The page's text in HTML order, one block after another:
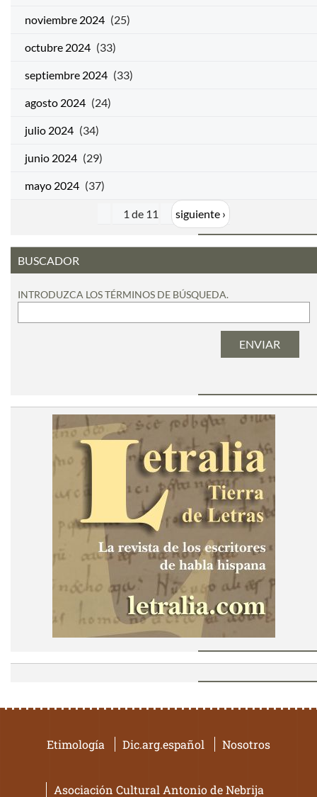
noviembre 2024 (25)
octubre 2024 (33)
septiembre 2024 (33)
agosto 2024 (24)
julio 2024 (34)
junio 2024 (29)
mayo 2024 (37)
1 de 11 siguiente ›
BUSCADOR
INTRODUZCA LOS TÉRMINOS DE BÚSQUEDA.
Etimología Dic.arg.español Nosotros
Asociación Cultural Antonio de Nebrija